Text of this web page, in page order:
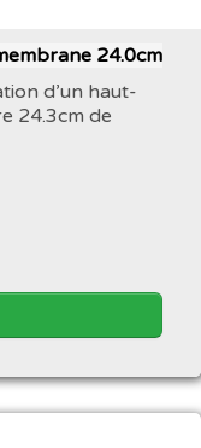
24.0cm
d’un haut-
24.3cm de